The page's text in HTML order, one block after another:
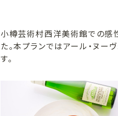
小樽芸術村西洋美術館での感
た。本プランではアール・ヌ
す。